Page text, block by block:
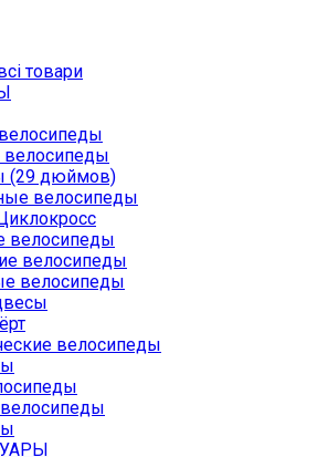
товари
велосипеды
(29 дюймов)
велосипеды
велосипеды
велосипеды
велосипеды
велосипеды